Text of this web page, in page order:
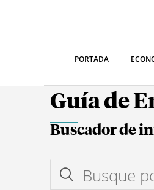
PORTADA
Guía de
Buscador de